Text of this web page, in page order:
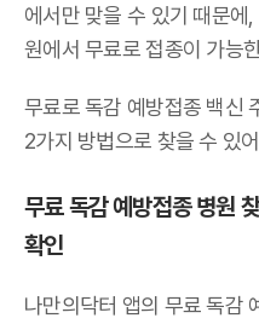
에서만 맞을 수 있기 때문에
원에서 무료로 접종이 가능
무료로 독감 예방접종 백신
2가지 방법으로 찾을 수 있
무료 독감 예방접종 병원
확인
나만의닥터 앱의 무료 독감